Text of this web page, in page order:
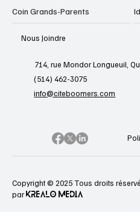
Coin Grands-Parents
Nous Joindre
714, rue Mondor Longueuil,
(514) 462-3075
info@citeboomers.com
Copyright © 2025 Tous droits
par KREALO MEDIA